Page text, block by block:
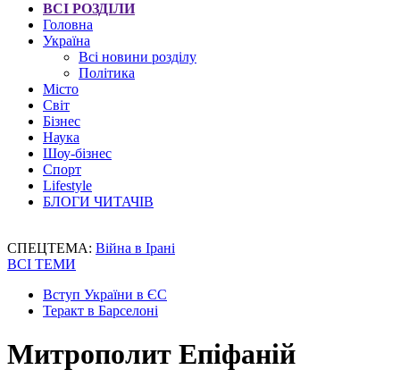
ВСІ РОЗДІЛИ
Головна
Україна
Всі новини розділу
Політика
Місто
Світ
Бізнес
Наука
Шоу-бізнес
Спорт
Lifestyle
БЛОГИ ЧИТАЧІВ
СПЕЦТЕМА: Війна в Ірані
ВСІ ТЕМИ
Вступ України в ЄС
Теракт в Барселоні
Митрополит Епіфаній